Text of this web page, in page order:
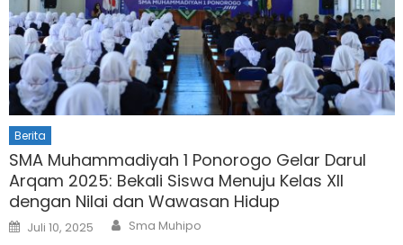
Berita
SMA Muhammadiyah 1 Ponorogo Gelar Darul
Arqam 2025: Bekali Siswa Menuju Kelas XII
dengan Nilai dan Wawasan Hidup
Posted
on
Juli 10, 2025 Author
Sma Muhipo